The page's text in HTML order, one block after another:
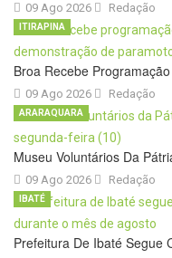
09 Ago 2026 Redação
Broa Recebe
09 Ago 2026
ITIRAPINA
Redação
Museu Voluntários Da
09 Ago 2026
ARARAQUARA
Redação
Prefeitura De Ibaté Segue
IBATÉ